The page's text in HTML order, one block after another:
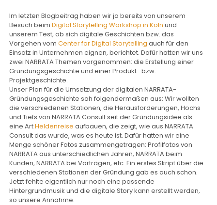
Im letzten Blogbeitrag haben wir ja bereits von unserem
Besuch beimDigital Storytelling Workshop in Köln und
unserem Test, ob sich digitale Geschichten bzw. das
Vorgehen vomCenter for Digital Storytelling auch für den
Einsatz in Unternehmen eignen, berichtet. Dafür hatten wir uns
zwei NARRATA Themen vorgenommen: die Erstellung einer
Gründungsgeschichte und einer Produkt- bzw.
Projektgeschichte.
Unser Plan für die Umsetzung der digitalen NARRATA-
Gründungsgeschichte sah folgendermaßen aus: Wir wollten
die verschiedenen Stationen, die Herausforderungen, Hochs
und Tiefs von NARRATA Consult seit der Gründungsidee als
eine ArtHeldenreiseaufbauen, die zeigt, wie aus NARRATA
Consult das wurde, was es heute ist. Dafür hatten wir eine
Menge schöner Fotos zusammengetragen: Profilfotos von
NARRATA aus unterschiedlichen Jahren, NARRATA beim
Kunden, NARRATA bei Vorträgen, etc. Ein erstes Skript über die
verschiedenen Stationen der Gründung gab es auch schon.
Jetzt fehlte eigentlich nur noch eine passende
Hintergrundmusik und die digitale Story kann erstellt werden,
so unsere Annahme.